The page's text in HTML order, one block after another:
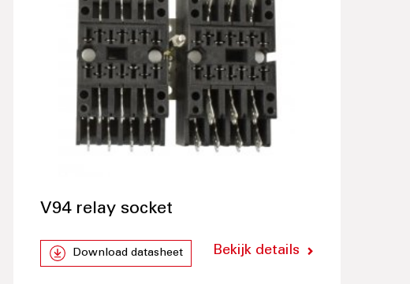
V94 relay socket
Download datasheet Bekijk details